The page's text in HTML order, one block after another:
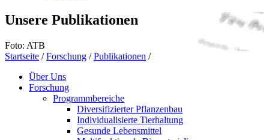
Unsere Publikationen
Foto: ATB
Startseite / Forschung / Publikationen /
Über Uns
Forschung
Programmbereiche
Diversifizierter Pflanzenbau
Individualisierte Tierhaltung
Gesunde Lebensmittel